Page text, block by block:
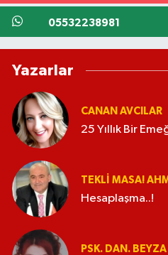
05532238981
Yazarlar
CANAN AVCILAR
25 Yıllık Bir
TEKLI MASA!
Hesaplaşma..!
PSK. DAN.